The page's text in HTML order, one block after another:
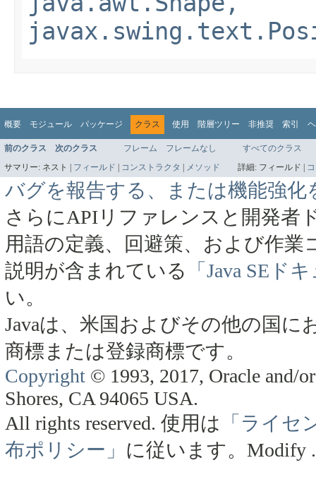
概要 モジュール パッケージ クラス 使用 階層ツリー 非推奨 索引
前のクラス 次のクラス フレーム フレームなし
すべてのクラス
サマリー: ネスト | フィールド | コンストラクタ | メソッド 詳細: フィールド |
バグを報告する、または機能強化
さらにAPIリファレンスと開発者
用語の定義、回避策、および作
説明が含まれている
「Java SEド
い。
Javaは、米国およびその他の国に
商標または登録商標です。
Copyright © 1993, 2017, Oracle and/
Shores, CA 94065 USA.
All rights reserved. 使用は 「ライセ
布ポリシー」 に従います。 Modify